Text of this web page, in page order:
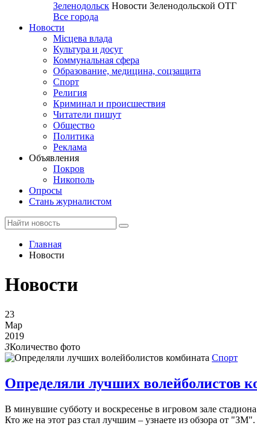
Зеленодольск Новости Зеленодольской ОТГ
Все города
Новости
Місцева влада
Культура и досуг
Коммунальная сфера
Образование, медицина, соцзащита
Спорт
Религия
Криминал и происшествия
Читатели пишут
Общество
Политика
Реклама
Объявления
Покров
Никополь
Опросы
Стань журналистом
Главная
Новости
Новости
23
Мар
2019
3Количество фото
Спорт
Определяли лучших волейболистов
В минувшие субботу и воскресенье в игровом зале
Кто же на этот раз стал лучшим – узнаете из обзора от "ЗМ".